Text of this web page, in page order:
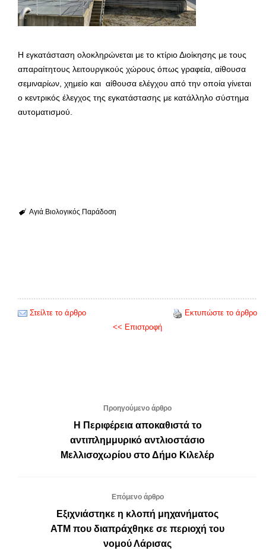
Η εγκατάσταση ολοκληρώνεται με το κτίριο Διοίκησης με τους
απαραίτητους λειτουργικούς χώρους όπως γραφεία, αίθουσα
σεμιναρίων, χημείο και αίθουσα ελέγχου από την οποία γίνεται
ο κεντρικός έλεγχος της εγκατάστασης με κατάλληλο σύστημα
αυτοματισμού.
Αγιά Βιολογικός Παράδοση
Στείλτε το άρθρο
Εκτυπώστε το άρθρο
<< Επιστροφή
Προηγούμενο άρθρο
Η Περιφέρεια αποκαθιστά το
αντιπλημμυρικό αντλιοστάσιο
Μελλισοχωρίου στο Δήμο Κιλελέρ
Επόμενο άρθρο
Εξιχνιάστηκε η κλοπή μηχανήματος
ΑΤΜ που διαπράχθηκε σε περιοχή του
νομού Λάρισας